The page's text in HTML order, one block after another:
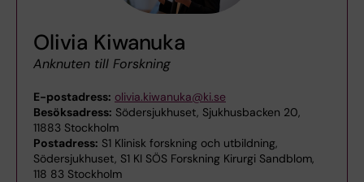
Olivia Kiwanuka
Anknuten till Forskning
E-postadress: olivia.kiwanuka@ki.se
Besöksadress: Södersjukhuset, Sjukhusbacken 20,
11883 Stockholm
Postadress: S1 Klinisk forskning och utbildning,
Södersjukhuset, S1 KI SÖS Forskning Kirurgi Sandblom,
118 83 Stockholm